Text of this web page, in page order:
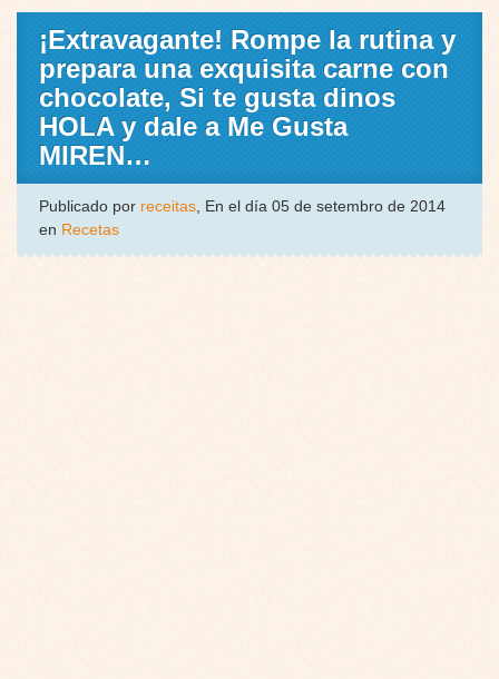
¡Extravagante! Rompe la rutina y
prepara una exquisita carne con
chocolate, Si te gusta dinos
HOLA y dale a Me Gusta
MIREN…
Publicado por receitas, En el día 05 de setembro de 2014
en Recetas